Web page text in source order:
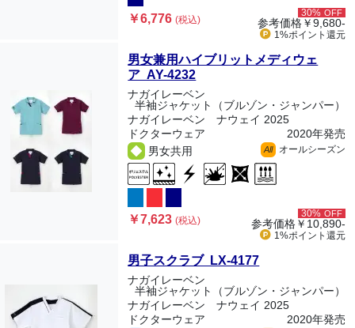
￥6,776(税込)
30% OFF
参考価格￥9,680-
1%ポイント 還元
男女兼用ハイブリットメディウェ
ア AY-4232
ナガイレーベン
半袖ジャケット（ブルゾン・ジャンパー）
ナガイレーベン ナウェイ 2025
ドクターウェア
2020年発売
男女共用
All オールシーズン
￥7,623(税込)
30% OFF
参考価格￥10,890-
1%ポイント 還元
男子スクラブ LX-4177
ナガイレーベン
半袖ジャケット（ブルゾン・ジャンパー）
ナガイレーベン ナウェイ 2025
ドクターウェア
2020年発売